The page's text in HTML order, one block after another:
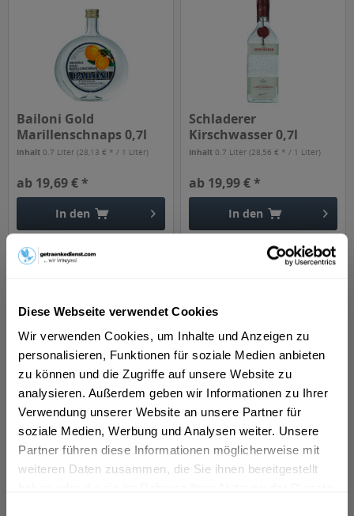
Diese Webseite verwendet Cookies
Wir verwenden Cookies, um Inhalte und Anzeigen zu
personalisieren, Funktionen für soziale Medien anbieten
zu können und die Zugriffe auf unsere Website zu
analysieren. Außerdem geben wir Informationen zu Ihrer
Verwendung unserer Website an unsere Partner für
soziale Medien, Werbung und Analysen weiter. Unsere
Partner führen diese Informationen möglicherweise mit
weiteren Daten zusammen, die Sie ihnen bereitgestellt
Bailoni Gold
Marillenschnaps 0,7l
Inhalt0.7 Liter(28,13 € * / 1 Liter)
ab 19,69 € *
In den
Schladerer
Kirschwasser 0,7l
Inhalt0.7 Liter(28,56 € * / 1 Liter)
ab 19,99 € *
In den
Schladerer
Zwetschgenwasser 0,7l
Inhalt0.7 Liter(26,41 € * / 1 Liter)
ab 18,49 € *
Roner Williams
Birnenbrand 0,7l
Inhalt0.7 Liter(28,90 € * / 1 Liter)
ab 20,23 € *